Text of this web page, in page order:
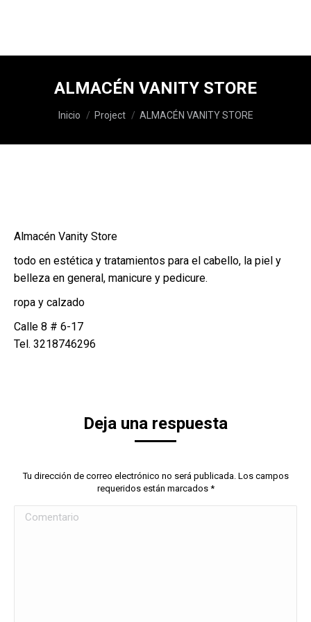
ALMACÉN VANITY STORE
Estás aquí:
Inicio Project ALMACÉN VANITY STORE
Almacén Vanity Store
todo en estética y tratamientos para el cabello, la piel y
belleza en general, manicure y pedicure.
ropa y calzado
Calle 8 # 6-17
Tel. 3218746296
Deja una respuesta
Tu dirección de correo electrónico no será publicada. Los campos
requeridos están marcados *
Comentario